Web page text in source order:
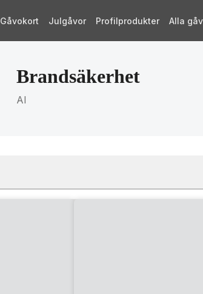
Gåvokort Julgåvor Profilprodukter Alla
Brandsäkerhet
AI